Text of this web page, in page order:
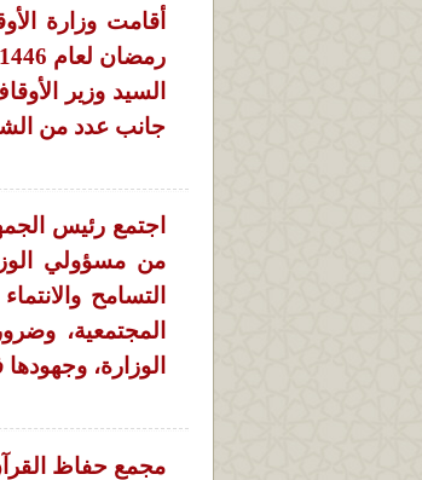
أقامت وزارة
السيد وزير
جانب عدد من
اجتمع رئيس
من مسؤولي
التسامح
المجتمعية،
الوزارة،
مجمع حفاظ